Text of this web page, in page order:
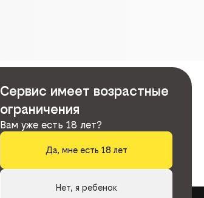
Сервис имеет возрастные
ограничения
Вам уже есть 18 лет?
Да, мне есть 18 лет
Нет, я ребенок